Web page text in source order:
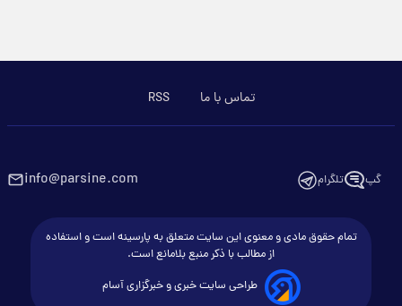
تماس با ما RSS
گپ تلگرام info@parsine.com
تمام حقوق مادی و معنوی این سایت متعلق به پارسینه است و استفاده
از مطالب با ذکر منبع بلامانع است.
طراحی سایت خبری و خبرگزاری آسام